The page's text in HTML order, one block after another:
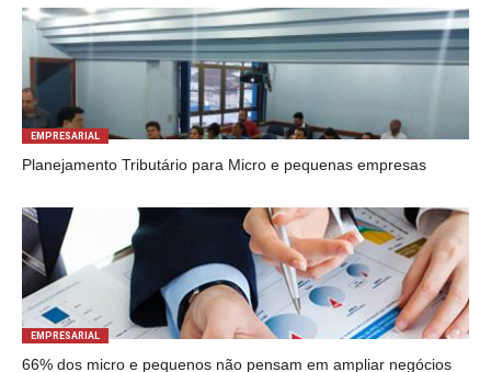
EMPRESARIAL
Planejamento Tributário para Micro e pequenas empresas
EMPRESARIAL
66% dos micro e pequenos não pensam em ampliar negócios